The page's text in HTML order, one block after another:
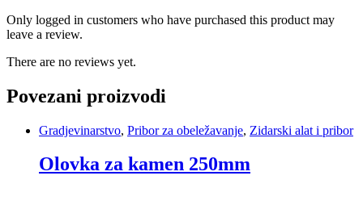
Only logged in customers who have purchased this product may
leave a review.
There are no reviews yet.
Povezani proizvodi
Gradjevinarstvo, Pribor za obeležavanje, Zidarski alat i pribor
Olovka za kamen 250mm